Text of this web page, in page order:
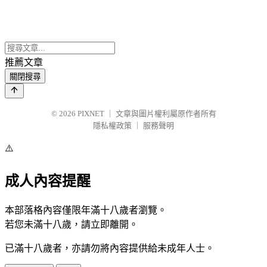
推薦文章
關閉搜尋
© 2026 PIXNET
文章與圖片權利屬原作者所有
隱私權政策
服務聲明
⚠️
成人內容提醒
本部落格內容僅限年滿十八歲者瀏覽。
若您未滿十八歲，請立即離開。
已滿十八歲者，亦請勿將內容提供給未成年人士。